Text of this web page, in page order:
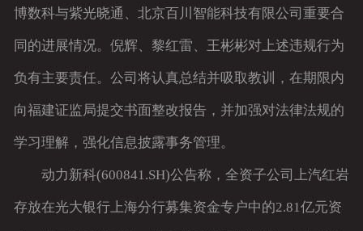
博数科与紫光晓通、北京百川智能科技有限公司重要合
同的进展情况。倪辉、黎红雷、王彬彬对上述违规行为
负有主要责任。公司将认真总结并吸取教训，在期限内
向福建证监局提交书面整改报告，并加强对法律法规的
学习理解，强化信息披露事务管理。
动力新科(600841.SH)公告称，全资子公司上汽红岩
存放在光大银行上海分行募集资金专户中的2.81亿元资